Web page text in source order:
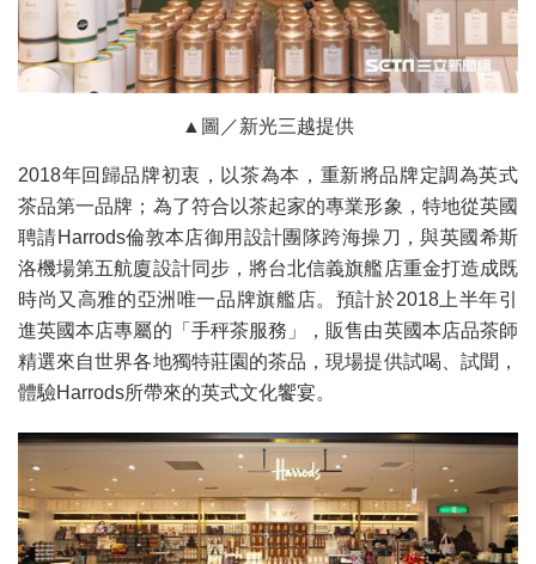
▲圖／新光三越提供
2018年回歸品牌初衷，以茶為本，重新將品牌定調為英式
茶品第一品牌；為了符合以茶起家的專業形象，特地從英國
聘請Harrods倫敦本店御用設計團隊跨海操刀，與英國希斯
洛機場第五航廈設計同步，將台北信義旗艦店重金打造成既
時尚又高雅的亞洲唯一品牌旗艦店。預計於2018上半年引
進英國本店專屬的「手秤茶服務」，販售由英國本店品茶師
精選來自世界各地獨特莊園的茶品，現場提供試喝、試聞，
體驗Harrods所帶來的英式文化饗宴。